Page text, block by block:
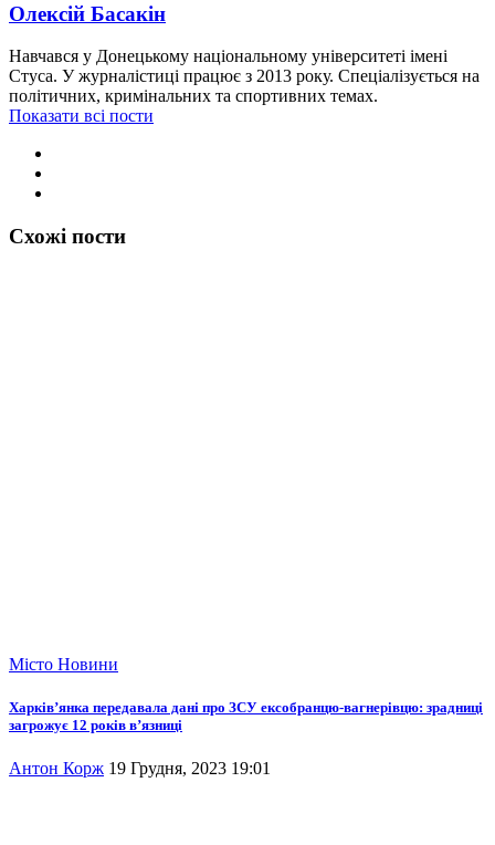
Олексій Басакін
Навчався у Донецькому національному університеті імені
Стуса. У журналістиці працює з 2013 року. Спеціалізується на
політичних, кримінальних та спортивних темах.
Показати всі пости
Схожі пости
Місто Новини
Харків’янка передавала дані про ЗСУ ексобранцю-вагнерівцю: зрадниці
загрожує 12 років в’язниці
Антон Корж 19 Грудня, 2023 19:01